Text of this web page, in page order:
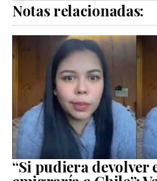
Notas relacionadas:
“Si pudiera devolver